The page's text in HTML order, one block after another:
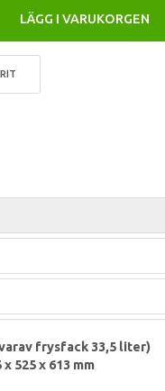
LÄGG I VARUKORGEN
frysfack 33,5 liter)
525 x 613 mm